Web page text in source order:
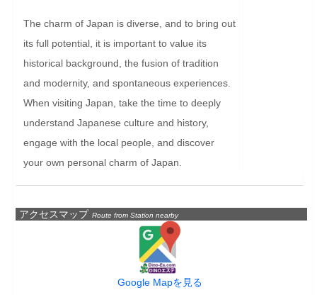
The charm of Japan is diverse, and to bring out
its full potential, it is important to value its
historical background, the fusion of tradition
and modernity, and spontaneous experiences.
When visiting Japan, take the time to deeply
understand Japanese culture and history,
engage with the local people, and discover
your own personal charm of Japan.
アクセスマップ Route from Station nearby
Google Mapを見る